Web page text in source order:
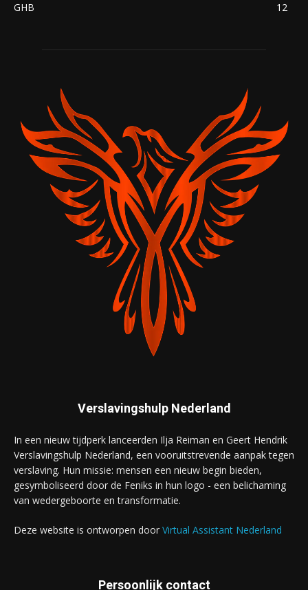
GHB
12
Verslavingshulp Nederland
In een nieuw tijdperk lanceerden Ilja Reiman en Geert Hendrik
Verslavingshulp Nederland, een vooruitstrevende aanpak tegen
verslaving. Hun missie: mensen een nieuw begin bieden,
gesymboliseerd door de Feniks in hun logo - een belichaming
van wedergeboorte en transformatie.
Deze website is ontworpen door Virtual Assistant Nederland
Persoonlijk contact